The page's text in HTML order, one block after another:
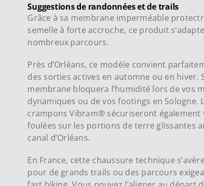
Suggestions de randonnées et de trails
Grâce à sa membrane imperméable
semelle à forte accroche, ce produit
nombreux parcours.
Près d’Orléans, ce modèle convient
des sorties actives en automne ou en hiver.
membrane bloquera l’humidité lors de vos
dynamiques ou de vos footings en Sologne.
crampons Vibram® sécuriseront également
foulées sur les portions de terre glissantes
canal d’Orléans.
En France, cette chaussure technique
pour de grands trails ou des parcours